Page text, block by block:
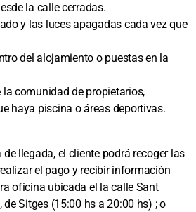
la calle cerradas.
y las luces apagadas cada vez que
del alojamiento o puestas en la
la comunidad de propietarios,
haya piscina o áreas deportivas.
llegada, el cliente podrá recoger las
el pago y recibir información
oficina ubicada el la calle Sant
de Sitges (15:00 hs a 20:00 hs) ; o